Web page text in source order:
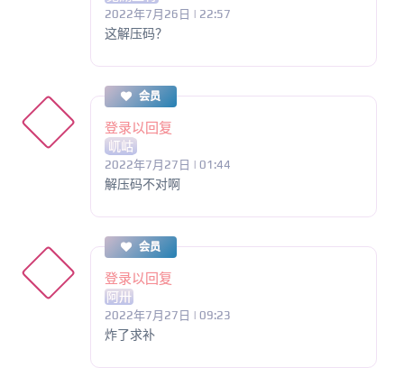
2022年7月26日 | 22:57
这解压码？
会员
登录以回复
屼岵
2022年7月27日 | 01:44
解压码不对啊
会员
登录以回复
阿卅
2022年7月27日 | 09:23
炸了求补